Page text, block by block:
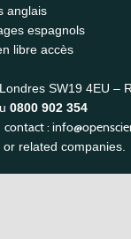
anglais
espagnols
libre accès
SW19 4EU –
0800 902 354
contact :
related companies.